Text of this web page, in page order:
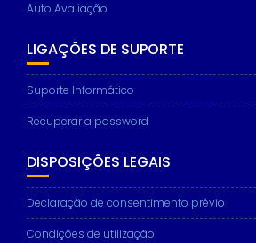
Auto Avaliação
LIGAÇÕES DE SUPORTE
Suporte Informático
Recuperar a password
DISPOSIÇÕES LEGAIS
Declaração de consentimento prévio
Condições de utilização
Necessary
These
cookies are